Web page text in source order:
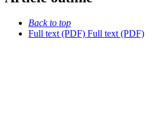
Back to top
Full text (PDF) Full text (PDF)